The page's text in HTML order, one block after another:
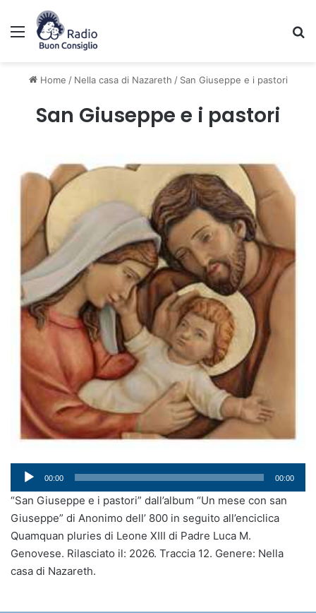
Menu
Home / Nella casa di Nazareth / San Giuseppe e i pastori
San Giuseppe e i pastori
Audio
Player
00:00 00:00
“San Giuseppe e i pastori” dall’album “Un mese con san
Giuseppe” di Anonimo dell’ 800 in seguito all’enciclica
Quamquan pluries di Leone XIII di Padre Luca M.
Genovese. Rilasciato il: 2026. Traccia 12. Genere: Nella
casa di Nazareth.